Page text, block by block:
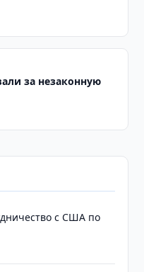
за незаконную
с США по